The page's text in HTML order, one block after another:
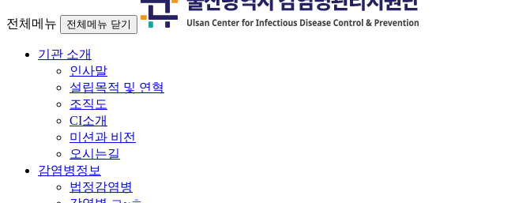
전체메뉴 전체메뉴 닫기
기관 소개
인사말
설립목적 및 연혁
조직도
CI소개
미션과 비전
오시는길
감염병정보
법정감염병